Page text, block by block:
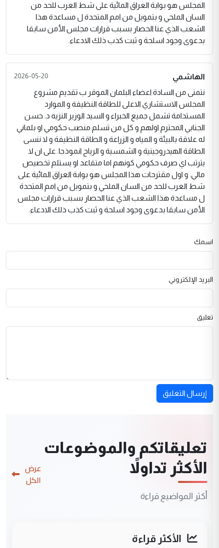
المجلس هو بوابة العراق المائية على شط العرب للحد من
السان الملحي و بتمويل من امم المتحدة ل مساعدة هذا
الشعب الذي عنا الحصار بسبب قرارات مجلس الأمن سابقا
بدعوى وجود اسلحة و ثبت كذب ذلك الادعاء.
الهاشمي 2026-05-20
نتمنى من السادة اعضاء البلمان الموقر ب تقديم مشروع
المجلس الاستشاري الاعلى للطاقة النظيفة و الموارد
المستدامة تشمل جميع الخبراء و السيد الوزير النزيه د. حسن
الجنابي المحترم اولهم و كل من تسلم منصب حكومي او بلماني
له علاقة بالبيئة و المياه و الزراعة و الطاقة النظيفة و لا ننسى
الطاقة الهيدروجينية و الشمسية و الرياح انموذجا. على ان لا
يترتب اي صرف حكومي كونهم اما متقاعد او يستلم تخصيص
مالي. و اول مقترحات هذا المجلس هو بوابة العراق المائية على
شط العرب للحد من السان الملحي و بتمويل من امم المتحدة
ل مساعدة هذا الشعب الذي عنا الحصار بسبب قرارات مجلس
الأمن سابقا بدعوى وجود اسلحة و ثبت كذب ذلك الادعاء.
اسمك
البريد الإلكتروني
تعليق
إرسال التعليق
تعليقاتكم والموضوعات
الأكثر تداولاً
أكثر المواضيع قراءة
عرض
الكل
الأكثر قراءة